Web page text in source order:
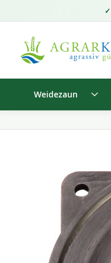
Weidezaun
Bildgalerie